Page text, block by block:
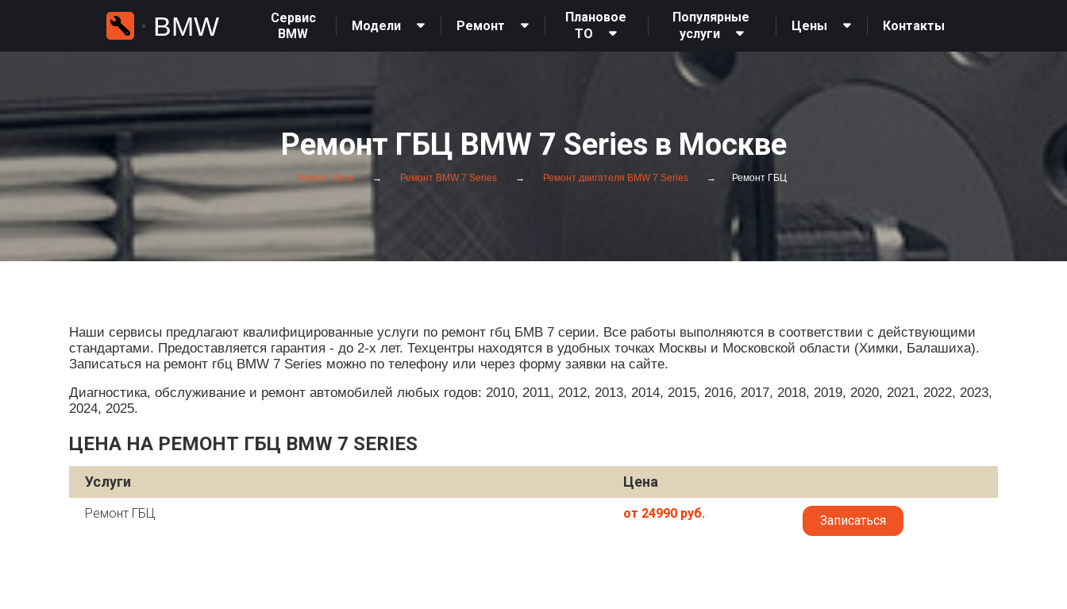
BMW
Сервис
BMW
Модели Ремонт
Плановое
ТО
Популярные
услуги
Цены Контакты
Ремонт ГБЦ BMW 7 Series в Москве
Ремонт Bmw Ремонт BMW 7 Series Ремонт двигателя BMW 7 Series Ремонт ГБЦ
Наши сервисы предлагают квалифицированные услуги по ремонт гбц БМВ 7 серии. Все работы выполняются в соответствии с действующими
стандартами. Предоставляется гарантия - до 2-х лет. Техцентры находятся в удобных точках Москвы и Московской области (Химки, Балашиха).
Записаться на ремонт гбц BMW 7 Series можно по телефону или через форму заявки на сайте.
Диагностика, обслуживание и ремонт автомобилей любых годов: 2010, 2011, 2012, 2013, 2014, 2015, 2016, 2017, 2018, 2019, 2020, 2021, 2022, 2023,
2024, 2025.
ЦЕНА НА РЕМОНТ ГБЦ BMW 7 SERIES
Услуги Цена
Ремонт ГБЦ от 24990 руб. Записаться